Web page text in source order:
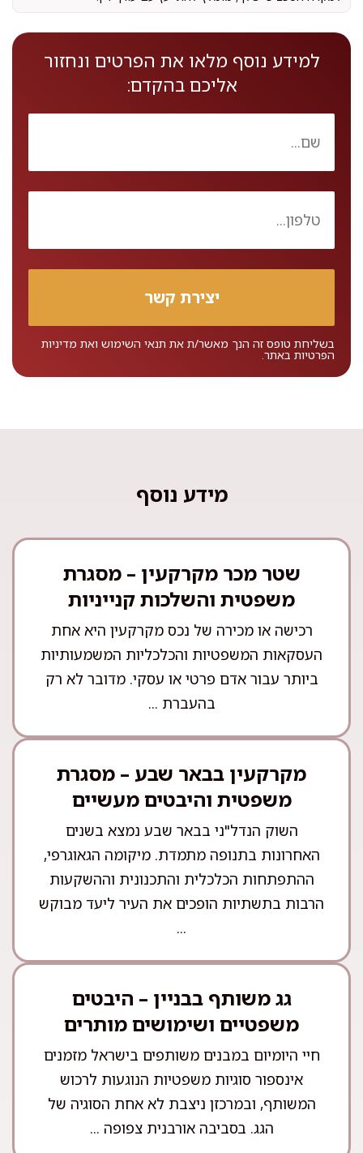
למידע נוסף מלאו את הפרטים ונחזור
אליכם בהקדם:
בשליחת טופס זה הנך מאשר/ת את תנאי השימוש ואת מדיניות
הפרטיות באתר.
מידע נוסף
שטר מכר מקרקעין – מסגרת
משפטית והשלכות קנייניות
רכישה או מכירה של נכס מקרקעין היא אחת
העסקאות המשפטיות והכלכליות המשמעותיות
ביותר עבור אדם פרטי או עסקי. מדובר לא רק
בהעברת ...
מקרקעין בבאר שבע – מסגרת
משפטית והיבטים מעשיים
השוק הנדל"ני בבאר שבע נמצא בשנים
האחרונות בתנופה מתמדת. מיקומה הגאוגרפי,
ההתפתחות הכלכלית והתכנונית וההשקעות
הרבות בתשתיות הופכים את העיר ליעד מבוקש
...
גג משותף בבניין – היבטים
משפטיים ושימושים מותרים
חיי היומיום במבנים משותפים בישראל מזמנים
אינספור סוגיות משפטיות הנוגעות לרכוש
המשותף, ובמרכזן ניצבת לא אחת הסוגיה של
הגג. בסביבה אורבנית צפופה ...